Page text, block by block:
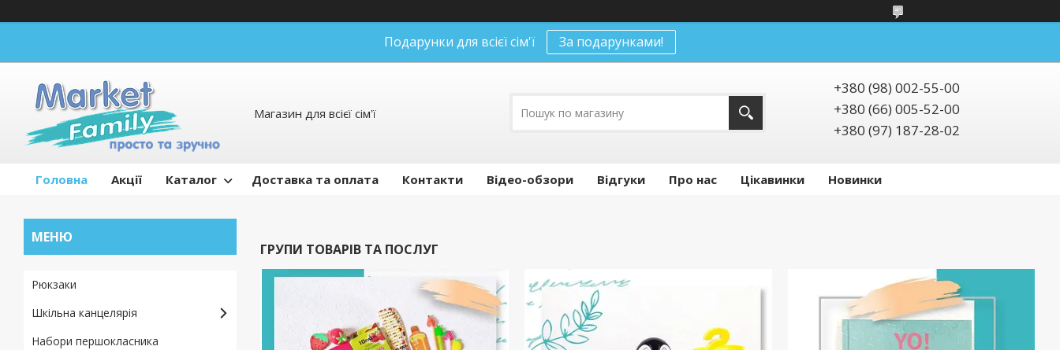
Подарунки для всієї сім'ї За подарунками!
Магазин для всієї сім'ї
+380 (98) 002-55-00
+380 (66) 005-52-00
+380 (97) 187-28-02
Головна Акції Каталог Доставка та оплата Контакти Відео-обзори Відгуки Про нас Цікавинки Новинки
ГРУПИ ТОВАРІВ ТА ПОСЛУГ
Рюкзаки
Шкільна канцелярія
Набори першокласника